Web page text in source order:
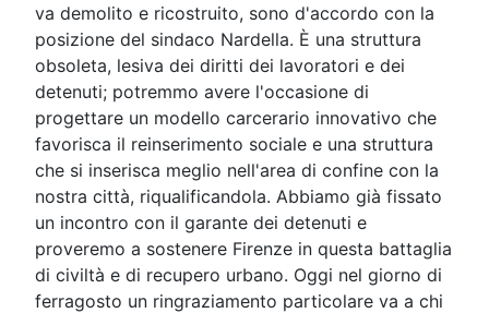
va demolito e ricostruito, sono d'accordo con la
posizione del sindaco Nardella. È una struttura
obsoleta, lesiva dei diritti dei lavoratori e dei
detenuti; potremmo avere l'occasione di
progettare un modello carcerario innovativo che
favorisca il reinserimento sociale e una struttura
che si inserisca meglio nell'area di confine con la
nostra città, riqualificandola. Abbiamo già fissato
un incontro con il garante dei detenuti e
proveremo a sostenere Firenze in questa battaglia
di civiltà e di recupero urbano. Oggi nel giorno di
ferragosto un ringraziamento particolare va a chi